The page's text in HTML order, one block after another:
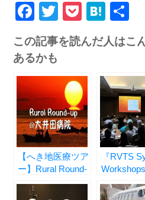
Facebook
Twitter
Pocket
有
この記事を読んだ人はこ
あるかも
【へき地医療ツア
ー】Rural Round-
高知県
『RVTS
Sydney